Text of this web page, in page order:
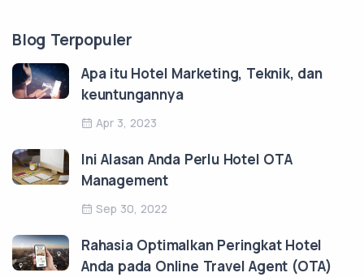
Blog Terpopuler
Apa itu Hotel Marketing, Teknik, dan
keuntungannya
Apr 3, 2023
Ini Alasan Anda Perlu Hotel OTA
Management
Sep 30, 2022
Rahasia Optimalkan Peringkat Hotel
Anda pada Online Travel Agent (OTA)